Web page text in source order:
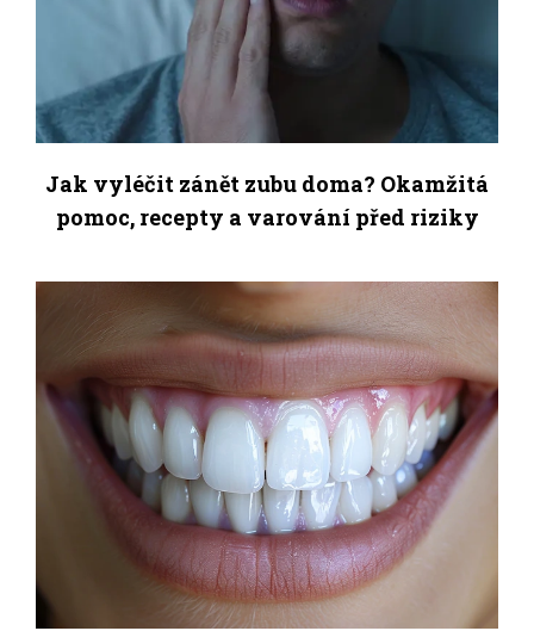
Jak vyléčit zánět zubu doma? Okamžitá
pomoc, recepty a varování před riziky